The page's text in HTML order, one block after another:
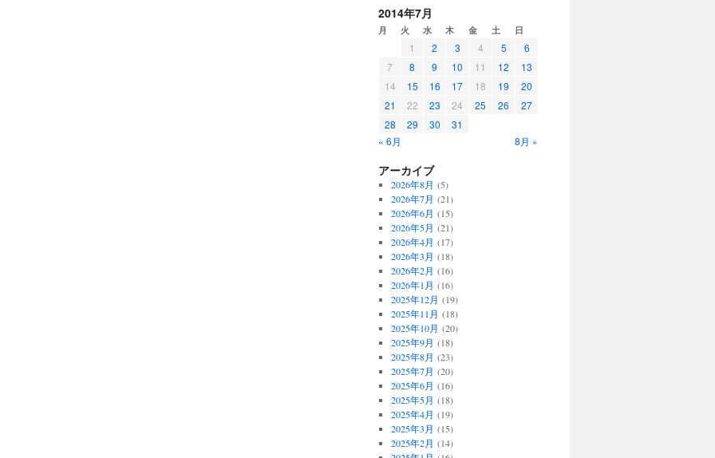
2014年7月
月 火 水 木 金 土 日
1 2 3 4 5
6
7
8 9 10 11 12
13
14
15 16 17 18 19
20
21
22 23 24 25 26
27
28
29 30
31
« 6月
8月 »
アーカイブ
2026年8月 (5)
2026年7月 (21)
2026年6月 (15)
2026年5月 (21)
2026年4月 (17)
2026年3月 (18)
2026年2月 (16)
2026年1月 (16)
2025年12月 (19)
2025年11月 (18)
2025年10月 (20)
2025年9月 (18)
2025年8月 (23)
2025年7月 (20)
2025年6月 (16)
2025年5月 (18)
2025年4月 (19)
2025年3月 (15)
2025年2月 (14)